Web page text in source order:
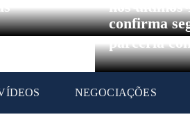
nos últimos
confirma
parceria
NEGOCIAÇÕES